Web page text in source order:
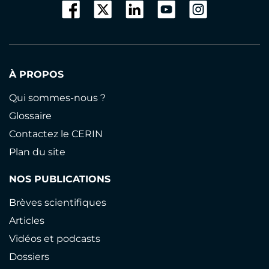
À PROPOS
Qui sommes-nous ?
Glossaire
Contactez le CERIN
Plan du site
NOS PUBLICATIONS
Brèves scientifiques
Articles
Vidéos et podcasts
Dossiers